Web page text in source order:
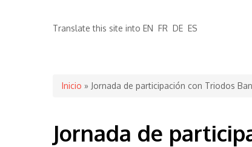
Translate this site into EN FR DE ES
Se encuentra usted aquí
Inicio » Jornada de participación con Triodos
Jornada de